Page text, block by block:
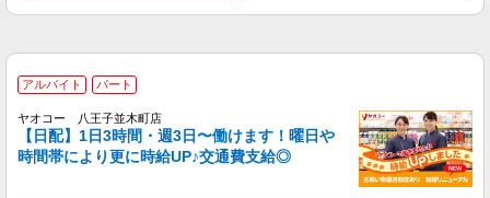
ートできます！
派遣社員 紹介予定派遣
（規定あり） ゜+゜・。○。・゜+゜・。○。・゜
+゜ 入社祝い金10万円支給(規定有) お友達を紹介
頂くと, インセンティブ支給(規定有) ★月2回払
い・週払い可能（規程有）★ ゜・。○。・゜
東京都八王子市の家電量販店
詳細を見る
アルバイト パート
ヤオコー 八王子並木町店
【日配】1日3時間・週3日〜働けます！曜日や
時間帯により更に時給UP♪交通費支給◎